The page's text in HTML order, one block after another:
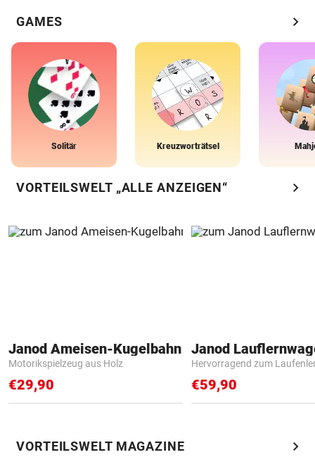
GAMES chevron_right
Solitär Kreuzworträtsel
VORTEILSWELT „ALLE ANZEIGEN“ chevron_right
Janod Ameisen-Kugelbahn
Motorikspielzeug aus Holz
€29,90
Janod
Hervorragend zum
€59,90
VORTEILSWELT MAGAZINE chevron_right